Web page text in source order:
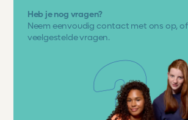
Heb je nog vragen?
Neem eenvoudig contact met ons op,
veelgestelde vragen.